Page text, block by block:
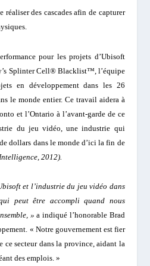
réaliser des cascades afin de capturer
pour les projets d’Ubisoft
Splinter Cell® Blacklist™, l’équipe
en développement dans les 26
le monde entier. Ce travail aidera à
et l’Ontario à l’avant-garde de ce
du jeu vidéo, une industrie qui
dollars dans le monde d’ici la fin de
2012).
et l’industrie du jeu vidéo dans
peut être accompli quand nous
» a indiqué l’honorable Brad
« Notre gouvernement est fier
ce secteur dans la province, aidant la
des emplois. »